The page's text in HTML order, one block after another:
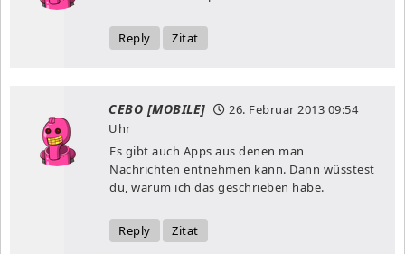
Reply Zitat
CEBO [MOBILE] 26. Februar 2013 09:54
Uhr
Es gibt auch Apps aus denen man
Nachrichten entnehmen kann. Dann wüsstest
du, warum ich das geschrieben habe.
Reply Zitat